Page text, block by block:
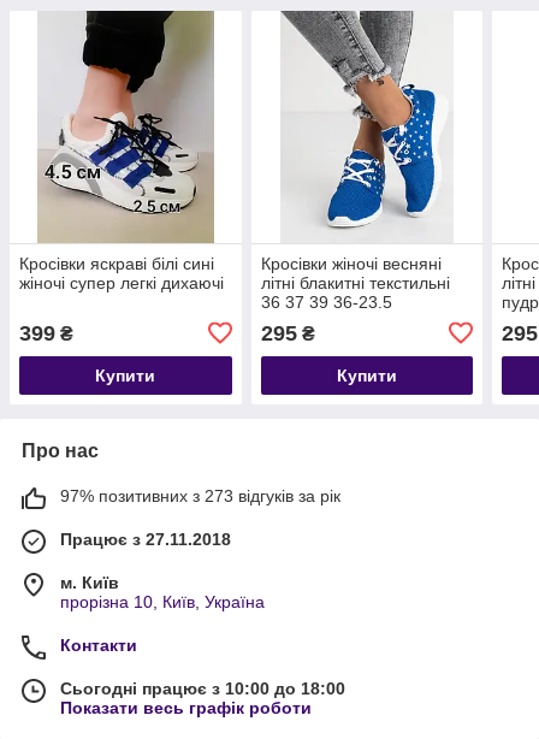
Кросівки яскраві білі сині
жіночі супер легкі дихаючі
399 ₴
Купити
Кросівки жіночі весняні
літні блакитні текстильні
36 37 39 36-23.5
295₴
Купити
295
Про нас
97% позитивних з 273 відгуків за рік
Працює з 27.11.2018
м. Київ
прорізна 10, Київ, Україна
Контакти
Сьогодні працює з 10:00 до 18:00
Показати весь графік роботи